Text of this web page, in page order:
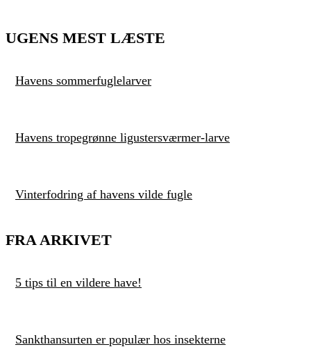
UGENS MEST LÆSTE
Havens sommerfuglelarver
Havens tropegrønne ligustersværmer-larve
Vinterfodring af havens vilde fugle
FRA ARKIVET
5 tips til en vildere have!
Sankthansurten er populær hos insekterne